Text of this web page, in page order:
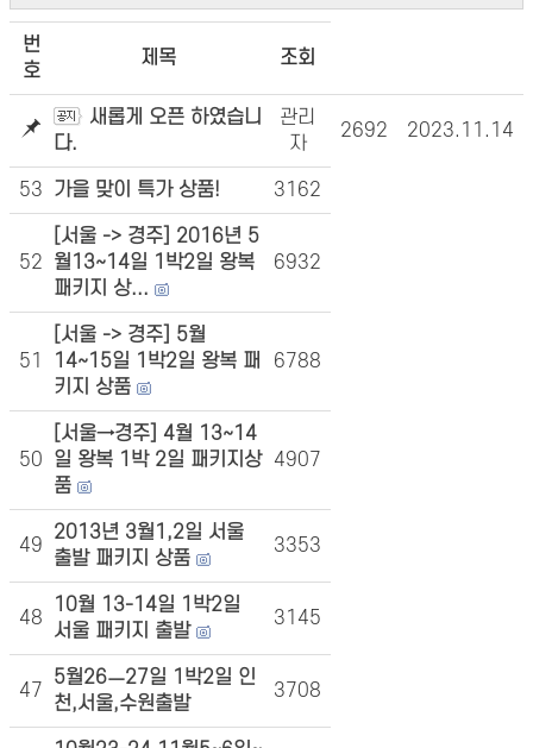
번
호
제목 조회
새롭게 오픈 하였습니
다.
관리
자
2692 2023.11.14
53 가을 맞이 특가 상품! 3162
52
[서울 -> 경주] 2016년 5
월13~14일 1박2일 왕복
패키지 상...
6932
51
[서울 -> 경주] 5월
14~15일 1박2일 왕복 패
키지 상품
6788
50
[서울→경주] 4월 13~14
일 왕복 1박 2일 패키지상
품
4907
49
2013년 3월1,2일 서울
출발 패키지 상품
3353
48
10월 13-14일 1박2일
서울 패키지 출발
3145
47
5월26ㅡ27일 1박2일 인
천,서울,수원출발
3708